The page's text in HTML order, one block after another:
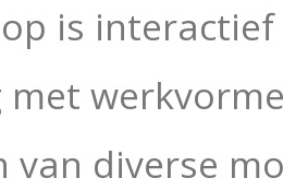
is
van diverse